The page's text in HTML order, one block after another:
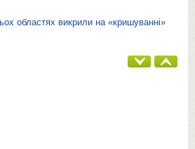
областях викрили на «кришуванні»